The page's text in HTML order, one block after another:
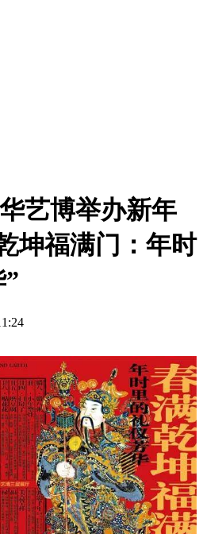
艺博举办新年
坤福满门：年时